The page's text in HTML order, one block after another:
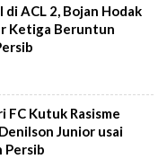
di ACL 2, Bojan Hodak
Ketiga Beruntun
FC Kutuk Rasisme
Junior usai
Persib